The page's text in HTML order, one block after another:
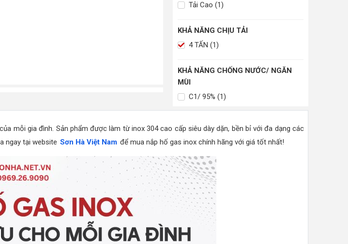
Tải Cao (1)
KHẢ NĂNG CHỊU TẢI
4 TẤN (1)
KHẢ NĂNG CHỐNG NƯỚC/ NGĂN
MÙI
C1/ 95% (1)
mỗi gia đình. Sản phẩm được làm từ inox 304 cao cấp siêu dày dặn, bền bỉ với đa dạng các
ngay tại website Sơn Hà Việt Nam để mua nắp hố gas inox chính hãng với giá tốt nhất!